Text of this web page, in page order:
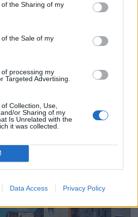
the Sharing of my
the Sale of my
processing my
Targeted Advertising.
Collection, Use,
or Sharing of my
Is Unrelated with the
it was collected.
Data Access Privacy Policy
által készült kérdőíves kutatás
és egészen október 19-ig
és ez alatt a relatíve rövid
mint egy hónap) 11 071 ember
#óraátállítás
#ősz
#egészségkárosodás
eltörlése